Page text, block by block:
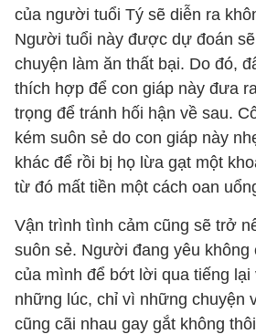
của người tuổi Tý sẽ diễn ra
Người tuổi này được dự đoán
chuyện làm ăn thất bại. Do đó,
thích hợp để con giáp này đưa
trọng để tránh hối hận về sau.
kém suôn sẻ do con giáp này
khác để rồi bị họ lừa gạt một
từ đó mất tiền một cách oan
Vận trình tình cảm cũng sẽ trở
suôn sẻ. Người đang yêu không
của mình để bớt lời qua tiếng
những lúc, chỉ vì những chuyện
cũng cãi nhau gay gắt không